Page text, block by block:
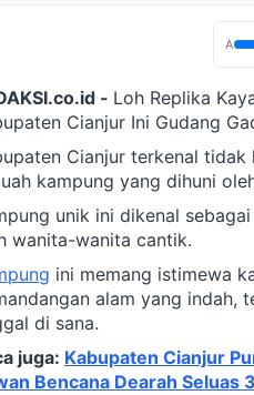
A
- Loh Replika
Cianjur Ini Gudang
Cianjur terkenal
kampung yang dihuni
unik ini dikenal
wanita-wanita cantik.
ini memang istimewa
alam yang indah,
di sana.
juga: Kabupaten Cianjur
Bencana Dearah Seluas